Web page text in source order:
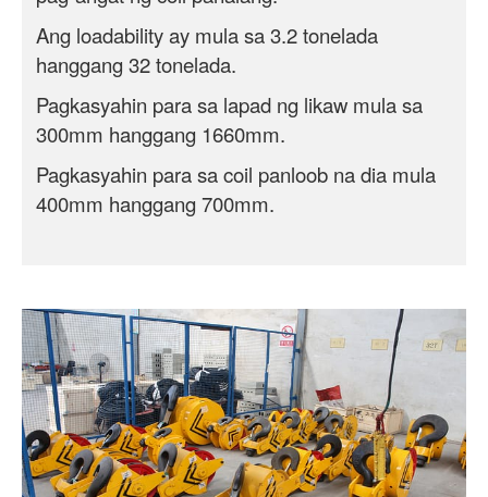
Ang loadability ay mula sa 3.2 tonelada
hanggang 32 tonelada.
Pagkasyahin para sa lapad ng likaw mula sa
300mm hanggang 1660mm.
Pagkasyahin para sa coil panloob na dia mula
400mm hanggang 700mm.